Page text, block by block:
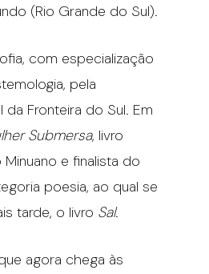
(Rio Grande do Sul).
com especialização
pela
da Fronteira do Sul. Em
Submersa, livro
e finalista do
poesia, ao qual se
tarde, o livro Sal.
agora chega às